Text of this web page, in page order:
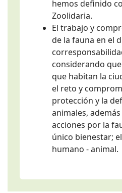
hemos definido
Zoolidaria.
El trabajo y
de la fauna en el
considerando
que habitan la
el reto y
protección y la
animales,
acciones por la
único bienestar;
humano - animal.